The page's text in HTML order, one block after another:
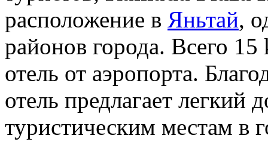
расположение в Яньтай,
районов города. Всего 15
отель от аэропорта.
отель предлагает легкий
туристическим местам в